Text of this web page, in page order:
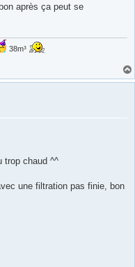
après ça peut se
38m³
trop chaud ^^
une filtration pas finie, bon